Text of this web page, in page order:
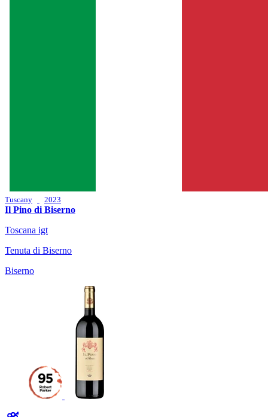
Tuscany 2023
Il Pino di Biserno
Toscana igt
Tenuta di Biserno
Biserno